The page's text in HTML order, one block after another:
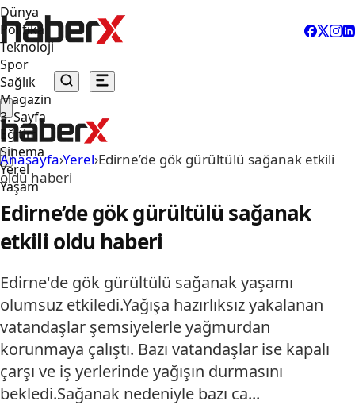
Dünya
Politika
Teknoloji
Spor
Sağlık
Magazin
3. Sayfa
Eğitim
Sinema
Yerel
Yaşam
Anasayfa›Yerel›Edirne’de gök gürültülü sağanak etkili
oldu haberi
Edirne’de gök gürültülü sağanak
etkili oldu haberi
Edirne'de gök gürültülü sağanak yaşamı
olumsuz etkiledi.Yağışa hazırlıksız yakalanan
vatandaşlar şemsiyelerle yağmurdan
korunmaya çalıştı. Bazı vatandaşlar ise kapalı
çarşı ve iş yerlerinde yağışın durmasını
bekledi.Sağanak nedeniyle bazı ca...